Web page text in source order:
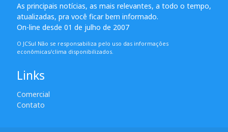
As principais notícias, as mais relevantes, a todo o tempo,
atualizadas, pra você ficar bem informado.
On-line desde 01 de julho de 2007
O JCSul Não se responsabiliza pelo uso das informações
econômicas/clima disponibilizados.
Links
Comercial
Contato